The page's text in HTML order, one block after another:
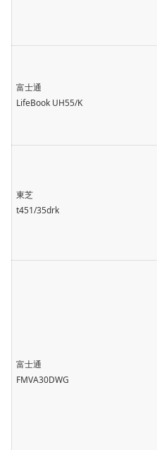
富士通
LifeBook UH55/K
東芝
t451/35drk
富士通
FMVA30DWG